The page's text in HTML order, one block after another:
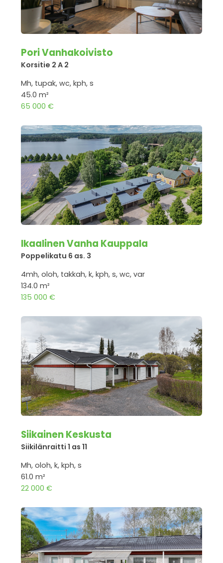
Pori Vanhakoivisto
Korsitie 2 A 2
Mh, tupak, wc, kph, s
45.0 m²
65 000 €
Ikaalinen Vanha Kauppala
Poppelikatu 6 as. 3
4mh, oloh, takkah, k, kph, s, wc, var
134.0 m²
135 000 €
Siikainen Keskusta
Siikilänraitti 1 as 11
Mh, oloh, k, kph, s
61.0 m²
22 000 €